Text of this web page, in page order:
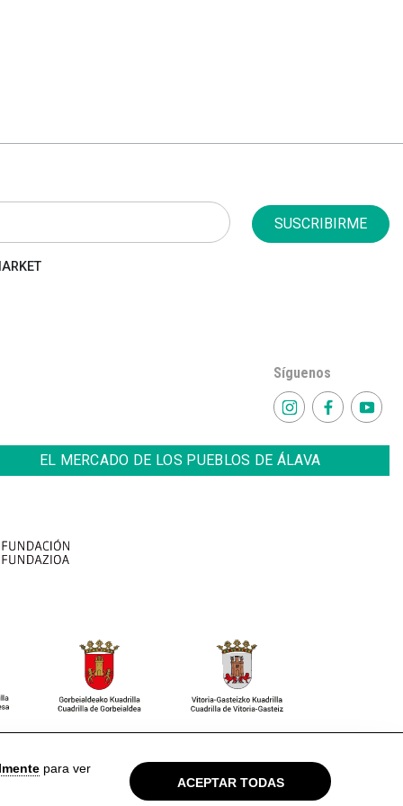
SUSCRIBIRME
Síguenos
EL MERCADO DE LOS PUEBLOS DE ÁLAVA
Legal Política de privacidad Cookies